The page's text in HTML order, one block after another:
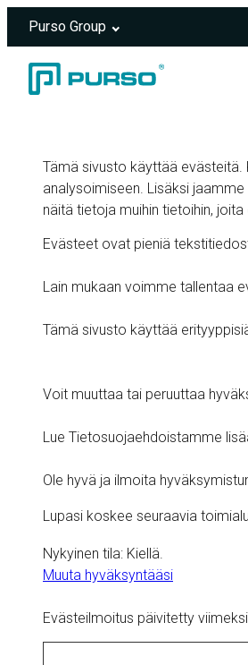
Purso Group
Tämä sivusto käyttää
analysoimiseen. Lisäksi
näitä tietoja muihin tietoihin,
Evästeet ovat pieniä
Lain mukaan voimme tallentaa
Tämä sivusto käyttää
Voit muuttaa tai peruuttaa
Lue Tietosuojaehdoistamme
Ole hyvä ja ilmoita
Lupasi koskee seuraavia
Nykyinen tila: Kiellä.
Muuta hyväksyntääsi
Evästeilmoitus päivitetty